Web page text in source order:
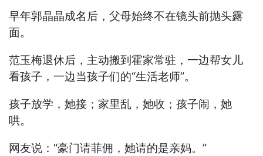
早年郭晶晶成名后，父母始终不在镜头前抛头露
面。
范玉梅退休后，主动搬到霍家常驻，一边帮女儿
看孩子，一边当孩子们的“生活老师”。
孩子放学，她接；家里乱，她收；孩子闹，她
哄。
网友说：“豪门请菲佣，她请的是亲妈。”